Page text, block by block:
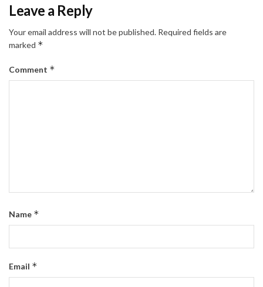
Leave a Reply
Your email address will not be published. Required fields are
marked *
Comment *
Name *
Email *